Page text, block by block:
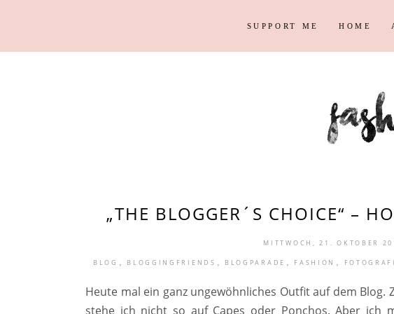
SUPPORT ME HOME
„THE BLOGGER´S CHOICE“ –
MITTWOCH, 21. OKTOBER
BLOG , BLOGGINGFRIENDS , BLOGPARADE , FASHION ,
Heute mal ein ganz ungewöhnliches Outfit auf dem
stehe ich nicht so auf Capes oder Ponchos. Aber ich